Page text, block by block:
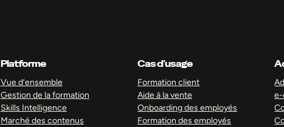
Platforme
Vue d’ensemble
Gestion de la formation
Skills Intelligence
Marché des contenus
Cas d’usage
Formation client
Aide à la vente
Onboarding des employés
Formation des employés